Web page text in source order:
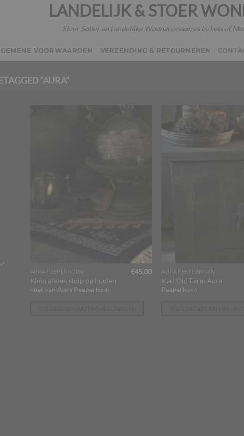
LANDELIJK & STOER
Stoer Sober en Landelijke Woonaccessoires by Lots of
VOORWAARDEN VERZENDING & RETOURNEREN
“AURA”
AURA PEEPERKORN
Klein glazen stolp op houten
voet van Aura Peeperkorn
€45,00 AURA PEEPERKORN
Kast Old Farm Aura
Peeperkorn